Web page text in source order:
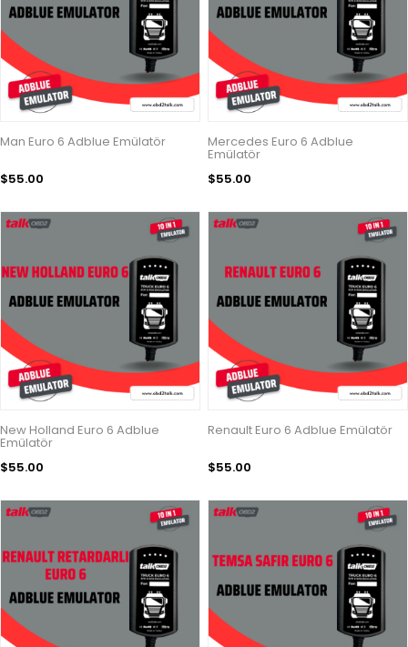
Man Euro 6 Adblue Emülatör
$55.00
Mercedes Euro 6 Adblue
Emülatör
$55.00
New Holland Euro 6 Adblue
Emülatör
$55.00
Renault Euro 6 Adblue Emülatör
$55.00